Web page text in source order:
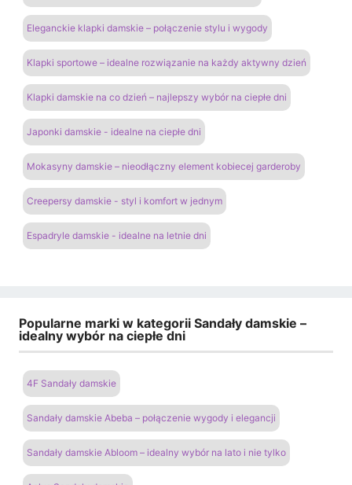
Eleganckie klapki damskie – połączenie stylu i wygody
Klapki sportowe – idealne rozwiązanie na każdy aktywny dzień
Klapki damskie na co dzień – najlepszy wybór na ciepłe dni
Japonki damskie - idealne na ciepłe dni
Mokasyny damskie – nieodłączny element kobiecej garderoby
Creepersy damskie - styl i komfort w jednym
Espadryle damskie - idealne na letnie dni
Popularne marki w kategorii Sandały damskie –
idealny wybór na ciepłe dni
4F Sandały damskie
Sandały damskie Abeba – połączenie wygody i elegancji
Sandały damskie Abloom – idealny wybór na lato i nie tylko